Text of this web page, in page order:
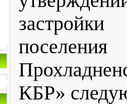
КБР»